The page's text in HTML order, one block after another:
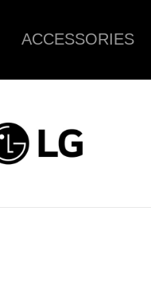
ACCESSORIES